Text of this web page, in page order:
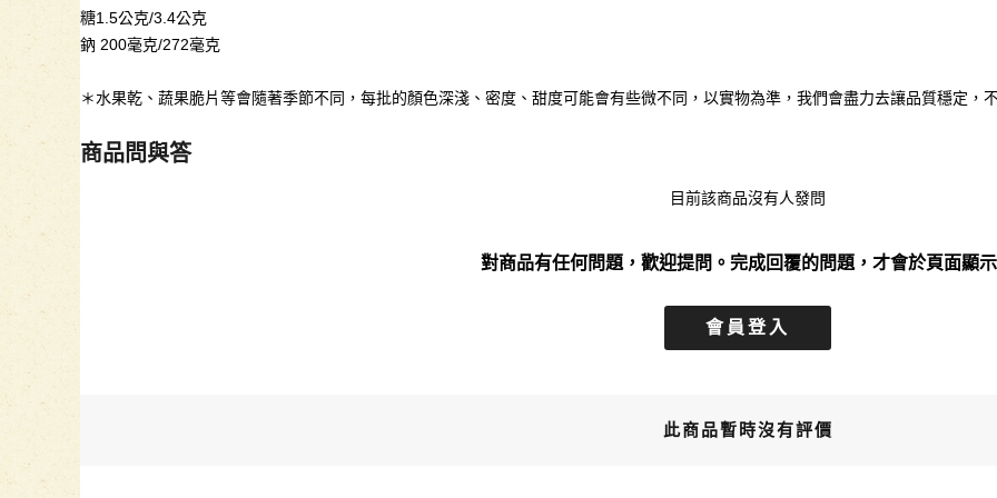
糖1.5公克/3.4公克
鈉 200毫克/272毫克
＊水果乾、蔬果脆片等會隨著季節不同，每批的顏色深淺、密度、甜度可能會有些微不同，以實物為準，我們會盡力去讓品質穩定，
商品問與答
目前該商品沒有人發問
對商品有任何問題，歡迎提問。完成回覆的問題，才會於頁面顯
會員登入
此商品暫時沒有評價